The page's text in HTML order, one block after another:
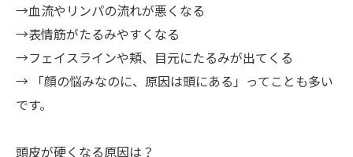
→血流やリンパの流れが悪くなる
→表情筋がたるみやすくなる
→フェイスラインや頬、目元にたるみが出てくる
→ 「顔の悩みなのに、原因は頭にある」ってことも多い
です。
頭皮が硬くなる原因は？